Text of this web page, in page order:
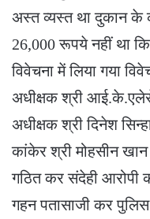
अस्त व्यस्त था दुकान के
26,000 रूपये नहीं था कि
विवेचना में लिया गया
अधीक्षक श्री
अधीक्षक श्री दिनेश
कांकेर श्री मोहसीन खान
गठित कर संदेही आरोपी
गहन पतासाजी कर